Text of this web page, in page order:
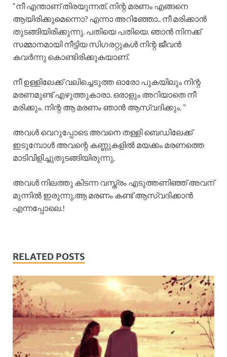
“നീ എന്താണ് തിരയുന്നത്. നിന്റ മരണം എങ്ങനെ
ആയിരിക്കുമെന്നൊ? എന്നാ അറിഞ്ഞോ.. നീ മരിക്കാൻ
തുടങ്ങിയിരിക്കുന്നു. പതിയെ പതിയെ. ഞാൻ നിനക്ക്
സമ്മാനമായി നീട്ടിയ സിഗരറ്റുകൾ നിന്റ ജീവൻ
കവർന്നു കൊണ്ടിരിക്കുകയാണ്.
നീ ഉള്ളിലേക്ക് വലിച്ചെടുത്ത ഓരോ പുകയിലും നിന്റ
മരണമുണ്ട് എഴുത്തുകാരാ. ഒരാളും അറിയാതെ നീ
മരിക്കും. നിന്റ ആ മരണം ഞാൻ ആസ്വദിക്കും. ”
അവൾ വെറുപ്പോടെ അവനെ തള്ളി ബെഡിലേക്ക്
ഇടുമ്പോൾ അവന്റെ കണ്ണുകളിൽ മയക്കം മരണത്തെ
മാടിവിളിച്ചുതുടങ്ങിയിരുന്നു,
അവൾ നിലത്തു കിടന്ന വസ്ത്രം എടുത്തണിഞ്ഞ് അവന്
മുന്നിൽ ഇരുന്നു,ആ മരണം കണ്ട് ആസ്വദിക്കാൻ
എന്നപ്പോലെ.!
RELATED POSTS